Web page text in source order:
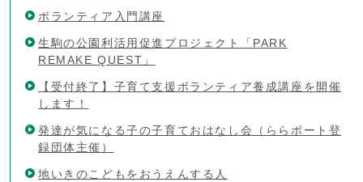
ボランティア入門講座
生駒の公園利活用促進プロジェクト「PARK
REMAKE QUEST」
【受付終了】子育て支援ボランティア養成講座を開催
します！
発達が気になる子の子育ておはなし会（ららポート登
録団体主催）
地いきのこどもをおうえんする人